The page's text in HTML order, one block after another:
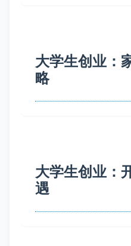
大学生创业：
略
大学生创业：
遇